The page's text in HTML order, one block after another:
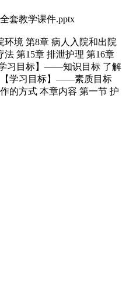
套教学课件.pptx
环境 第8章 病人入院和出院
第15章 排泄护理 第16章
学习目标】——知识目标 了解
【学习目标】——素质目标
的方式 本章内容 第一节 护